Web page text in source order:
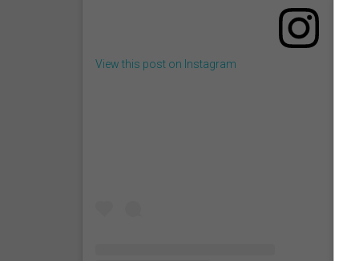
View this post on Instagram